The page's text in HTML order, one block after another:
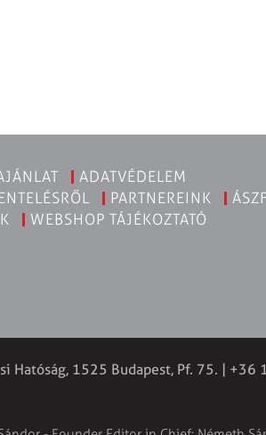
ADATVÉDELEM
PARTNEREINK
ÁSZF
WEBSHOP TÁJÉKOZTATÓ
Hatóság, 1525 Budapest, Pf. 75. |